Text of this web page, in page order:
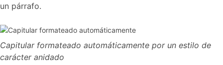
un párrafo.
Capitular formateado automáticamente por un estilo de
carácter anidado